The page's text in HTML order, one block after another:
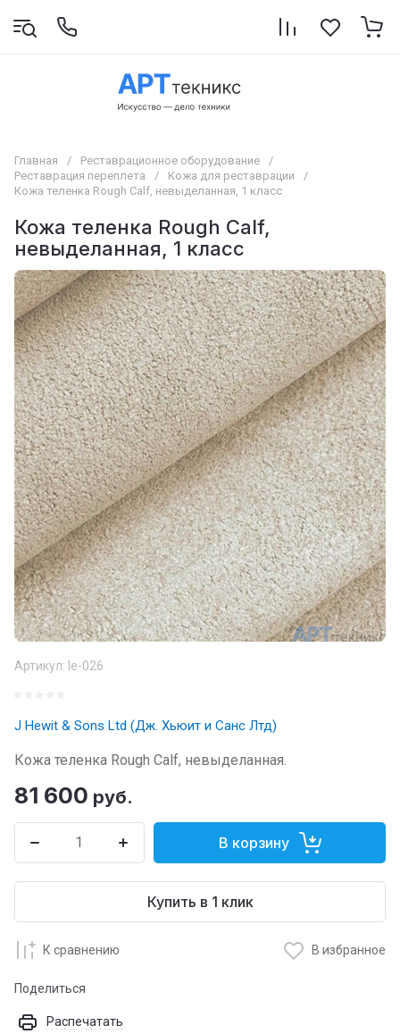
Главная / Реставрационное оборудование
/
Реставрация переплета
/ Кожа для реставрации
/
Кожа теленка Rough Calf, невыделанная, 1 класс
Кожа теленка Rough Calf,
невыделанная, 1 класс
Артикул: le-026
J Hewit & Sons Ltd (Дж. Хьюит и Санс Лтд)
Кожа теленка Rough Calf, невыделанная.
81 600 руб.
В корзину
Купить в 1 клик
К сравнению В избранное
Поделиться
Распечатать